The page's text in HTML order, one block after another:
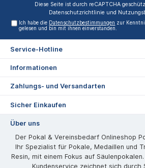
Diese Seite ist durch reCAPTCHA
Datenschutzrichtlinie und
Ich habe die Datenschutzbestimmungen zur
gelesen und bin mit ihnen einverstanden.
Service-Hotline
Informationen
Zahlungs- und Versandarten
Sicher Einkaufen
Über uns
Der Pokal & Vereinsbedarf Onlineshop
Ihr Spezialist für Pokale, Medaillen und
Resin, mit einem Fokus auf
Kundenservice zeichnet sich durch